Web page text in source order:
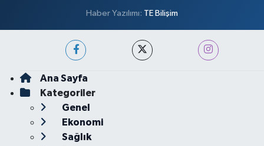
Haber Yazılımı: TE Bilişim
Ana Sayfa
Kategoriler
Genel
Ekonomi
Sağlık